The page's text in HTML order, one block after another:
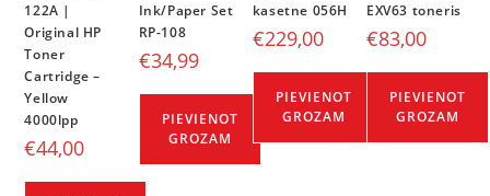
122A |
Original HP
Toner
Cartridge –
Yellow
4000lpp
€44,00
Ink/Paper Set
RP-108
€34,99
PIEVIENOT
GROZAM
kasetne 056H
€229,00
PIEVIENOT
GROZAM
EXV63 toneris
€83,00
PIEVIENOT
GROZAM